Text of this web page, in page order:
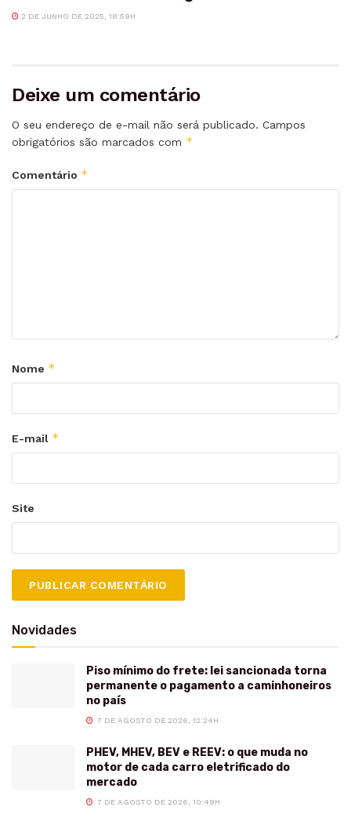
2 DE JUNHO DE 2025, 18:59H
Deixe um comentário
O seu endereço de e-mail não será publicado. Campos
obrigatórios são marcados com *
Comentário *
Nome *
E-mail *
Site
Novidades
Piso mínimo do frete: lei sancionada torna
permanente o pagamento a caminhoneiros
no país
7 DE AGOSTO DE 2026, 12:24H
PHEV, MHEV, BEV e REEV: o que muda no
motor de cada carro eletrificado do
mercado
7 DE AGOSTO DE 2026, 10:49H